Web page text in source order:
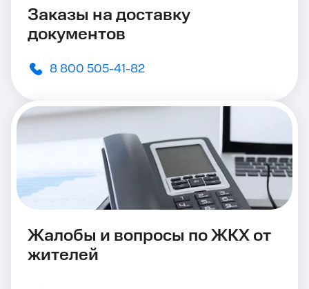
Заказы на доставку
документов
8 800 505-41-82
Жалобы и вопросы по ЖКХ от
жителей